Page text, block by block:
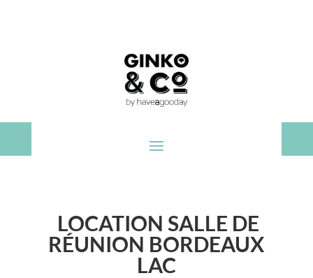
LOCATION SALLE DE
RÉUNION BORDEAUX
LAC